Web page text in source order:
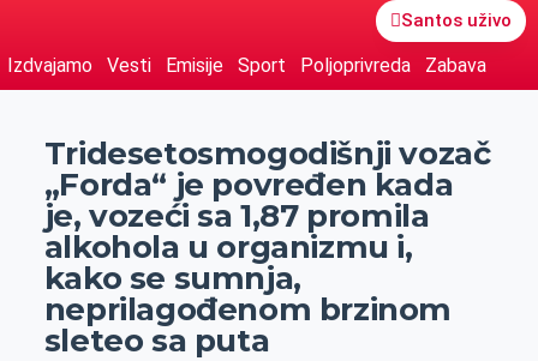
Santos uživo
Izdvajamo Vesti Emisije Sport Poljoprivreda Zabava
Tridesetosmogodišnji vozač
„Forda“ je povređen kada
je, vozeći sa 1,87 promila
alkohola u organizmu i,
kako se sumnja,
neprilagođenom brzinom
sleteo sa puta